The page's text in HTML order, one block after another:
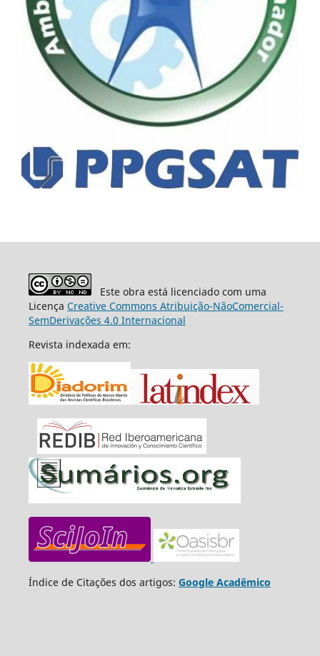
Este obra está licenciado com uma
Licença Creative Commons Atribuição-NãoComercial-
SemDerivações 4.0 Internacional
Revista indexada em:
Índice de Citações dos artigos: Google Acadêmico